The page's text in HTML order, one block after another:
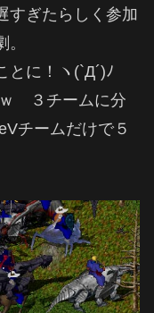
すぎたらしく参加
とに！ヽ(`Д´)ﾉ
３チームに分
チームだけで５